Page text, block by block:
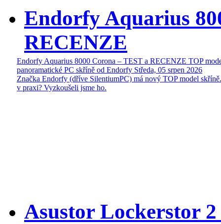
Endorfy Aquarius
RECENZE
Endorfy Aquarius 8000 Corona – TEST a RECENZE TOP
panoramatické PC skříně od Endorfy Středa, 05 srpen 2026
Značka Endorfy (dříve SilentiumPC) má nový TOP model
v praxi? Vyzkoušeli jsme ho.
Asustor Lockerstor